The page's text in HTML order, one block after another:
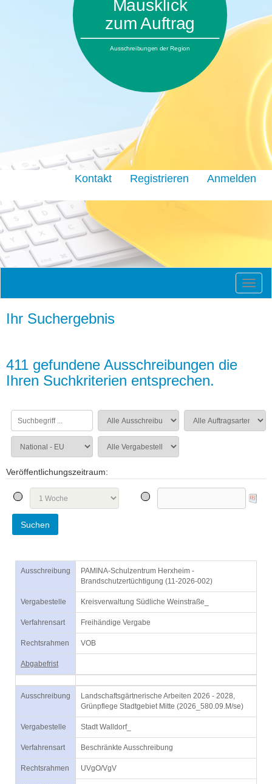
Mausklick
zum Auftrag
Ausschreibungen der Region
Kontakt Registrieren Anmelden
Ihr Suchergebnis
411 gefundene Ausschreibungen die
Ihren Suchkriterien entsprechen.
Veröffentlichungszeitraum:
Ausschreibung
PAMINA-Schulzentrum Herxheim -
Brandschutzertüchtigung (11-2026-002)
Vergabestelle Kreisverwaltung Südliche Weinstraße_
Verfahrensart Freihändige Vergabe
Rechtsrahmen VOB
Abgabefrist
Ausschreibung
Landschaftsgärtnerische Arbeiten 2026 - 2028,
Grünpflege Stadtgebiet Mitte (2026_580.09.M/se)
Vergabestelle Stadt Walldorf_
Verfahrensart Beschränkte Ausschreibung
Rechtsrahmen UVgO/VgV